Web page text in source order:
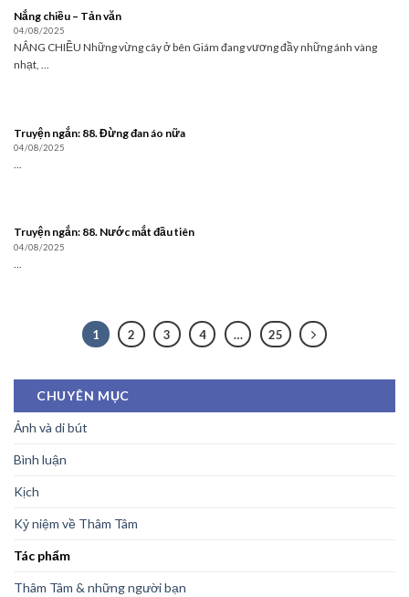
Nắng chiều – Tản văn
04/08/2025
NẮNG CHIỀU Những vừng cây ở bên Giám đang vương đầy những ánh vàng
nhạt, ...
Truyện ngắn: 88. Đừng đan áo nữa
04/08/2025
...
Truyện ngắn: 88. Nước mắt đầu tiên
04/08/2025
1 2 3 4 … 25
CHUYÊN MỤC
Ảnh và di bút
Bình luận
Kịch
Kỷ niệm về Thâm Tâm
Tác phẩm
Thâm Tâm & những người bạn